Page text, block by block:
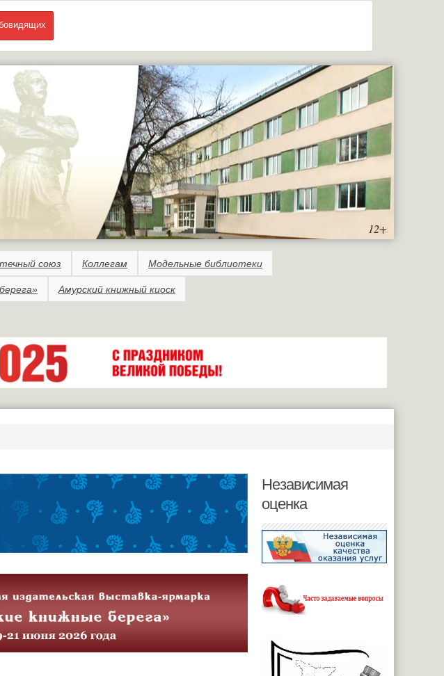
12+
союз Коллегам Модельные библиотеки
Амурский книжный киоск
Независимая
оценка